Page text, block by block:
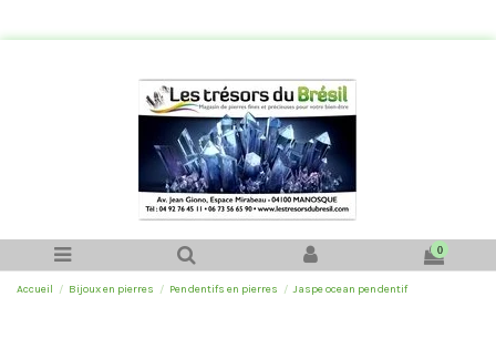
0
Accueil Bijoux en pierres Pendentifs en pierres Jaspe ocean pendentif